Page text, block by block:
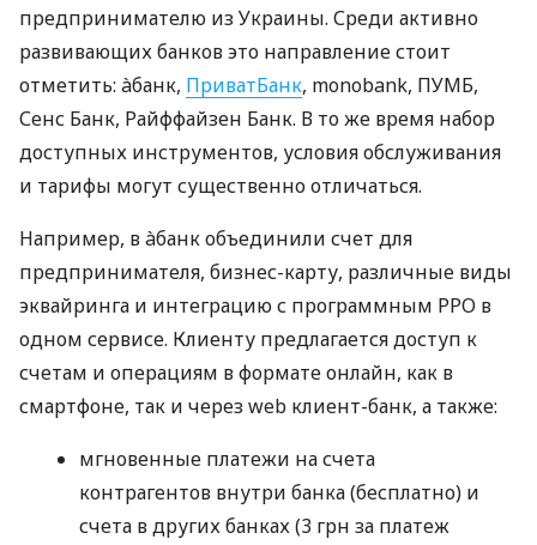
предпринимателю из Украины. Среди активно
развивающих банков это направление стоит
отметить: àбанк, ПриватБанк, monobank, ПУМБ,
Сенс Банк, Райффайзен Банк. В то же время набор
доступных инструментов, условия обслуживания
и тарифы могут существенно отличаться.
Например, в àбанк объединили счет для
предпринимателя, бизнес-карту, различные виды
эквайринга и интеграцию с программным РРО в
одном сервисе. Клиенту предлагается доступ к
счетам и операциям в формате онлайн, как в
смартфоне, так и через web клиент-банк, а также:
мгновенные платежи на счета
контрагентов внутри банка (бесплатно) и
счета в других банках (3 грн за платеж